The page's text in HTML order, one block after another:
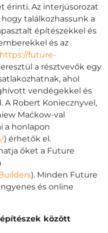
érinti. Az interjúsorozat
találkozhassunk a
építészekkel és
és az
https://future-
a résztvevők egy
ahol
vendégekkel és
A Robert Koniecznyvel,
Maćkow-val
a honlapon
) érhetők el.
őket a Future
). Minden Future
és online
között